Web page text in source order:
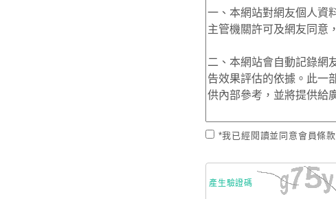
*我已經閱讀並同意會員條款
產生驗證碼